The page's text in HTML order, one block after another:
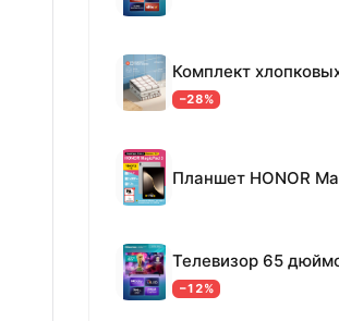
−28%
Телевизор 65
−12%